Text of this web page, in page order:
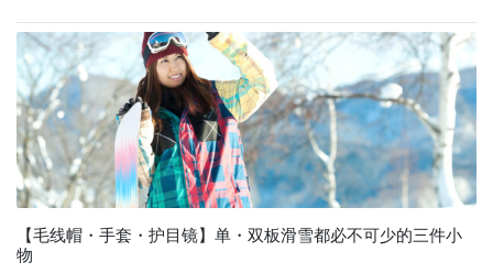
【毛线帽・手套・护目镜】单・双板滑雪都必不可少的三件小
物